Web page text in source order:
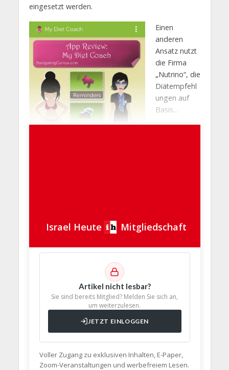
eingesetzt werden.
Einen
anderen
Ansatz nutzt
die Firma
„Nutrino“, die
Diätempfehl
ungen auf
Basis...
Israel Heute Mitgliedschaft
Artikel nicht lesbar?
Sie sind bereits Mitglied? Melden Sie sich an,
um weiterzulesen.
JETZT EINLOGGEN
Voller Zugang zu exklusiven Inhalten, E-Paper,
Zoom-Veranstaltungen und werbefreiem Lesen.